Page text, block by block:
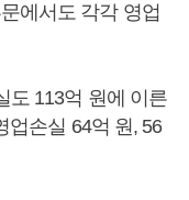
에서도 각각 영업
도 113억 원에 이른
업손실 64억 원, 56